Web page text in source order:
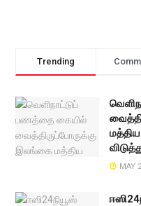
Trending
MAY